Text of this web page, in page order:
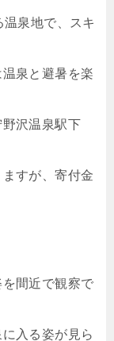
泉地で、スキ
泉と避暑を楽
沢温泉駅下
すが、寄付金
間近で観察で
入る姿が見ら